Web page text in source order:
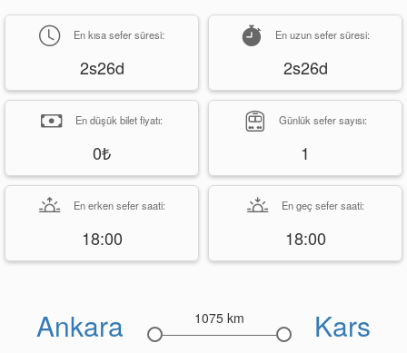
En kısa sefer süresi:
2s26d
En uzun sefer süresi:
2s26d
En düşük bilet fiyatı:
0₺
Günlük sefer sayısı:
1
En erken sefer saati:
18:00
En geç sefer saati:
18:00
Ankara 1075 km Kars